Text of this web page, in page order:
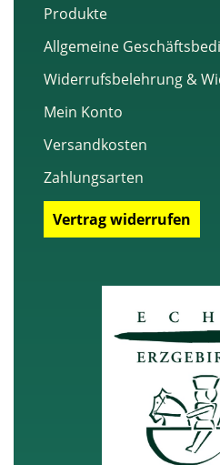
Produkte
Allgemeine
Widerrufsbelehrung &
Mein Konto
Versandkosten
Zahlungsarten
Vertrag widerrufen